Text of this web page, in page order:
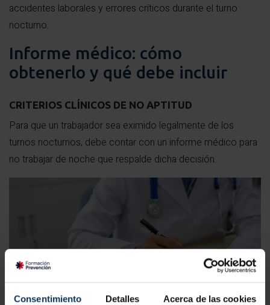
Consentimiento Detalles Acerca de las cookies
accidentes laborales y errores críticos durante el turno
nocturno.
Informe médico: cómo
obtenerlo y qué debe incluir
CRITERIOS CLÍNICOS DE NO APTITUD
Para que un trabajador sea eximido legalmente de los
turnos nocturnos, debe contar con un informe médico para
no trabajar de noche que respalde dicha decisión.